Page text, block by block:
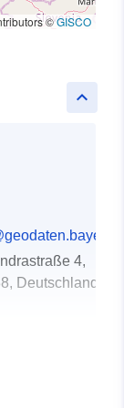
©GISCO
keyboard_arrow_up
4,
Deutschland